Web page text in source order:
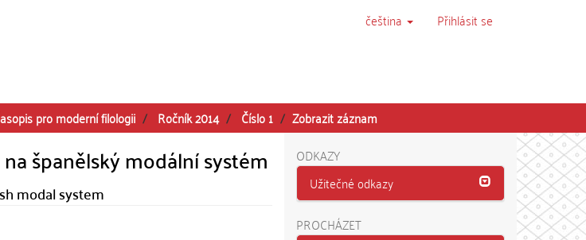
čeština Přihlásit se
pro moderní filologii Ročník 2014 Číslo 1 Zobrazit záznam
španělský modální systém
modal system
ODKAZY
Užitečné odkazy
PROCHÁZET